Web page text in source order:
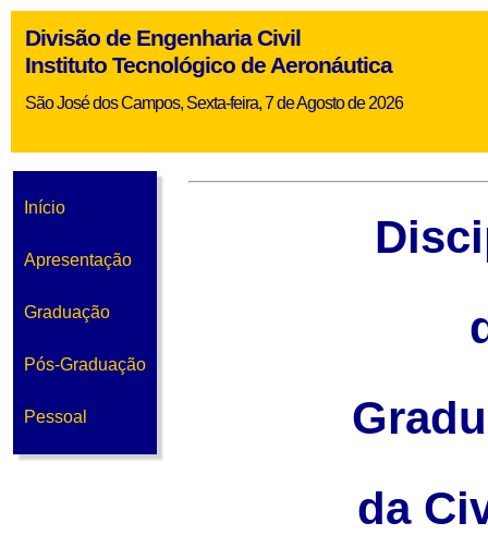
Divisão de Engenharia Civil
Instituto Tecnológico de Aeronáutica
São José dos Campos, Sexta-feira, 7 de Agosto de 2026
Início
Apresentação
Graduação
Pós-Graduação
Pessoal
da